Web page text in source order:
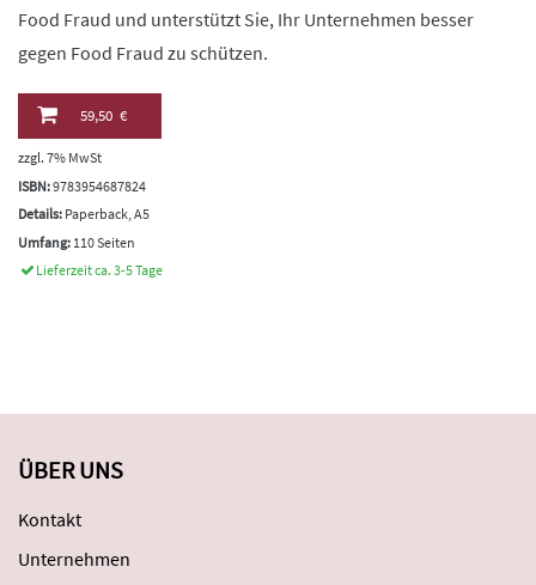
Food Fraud und unterstützt Sie, Ihr Unternehmen besser
gegen Food Fraud zu schützen.
59,50 €
zzgl. 7% MwSt
ISBN:9783954687824
Details: Paperback, A5
Umfang: 110 Seiten
Lieferzeit ca. 3-5 Tage
ÜBER UNS
Kontakt
Unternehmen